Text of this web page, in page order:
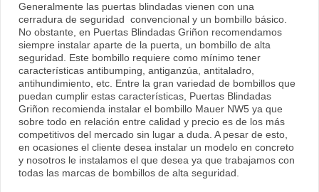
Generalmente las puertas blindadas vienen con una
cerradura de seguridad convencional y un bombillo básico.
No obstante, en Puertas Blindadas Griñon recomendamos
siempre instalar aparte de la puerta, un bombillo de alta
seguridad. Este bombillo requiere como mínimo tener
características antibumping, antiganzúa, antitaladro,
antihundimiento, etc. Entre la gran variedad de bombillos que
puedan cumplir estas características, Puertas Blindadas
Griñon recomienda instalar el bombillo Mauer NW5 ya que
sobre todo en relación entre calidad y precio es de los más
competitivos del mercado sin lugar a duda. A pesar de esto,
en ocasiones el cliente desea instalar un modelo en concreto
y nosotros le instalamos el que desea ya que trabajamos con
todas las marcas de bombillos de alta seguridad.